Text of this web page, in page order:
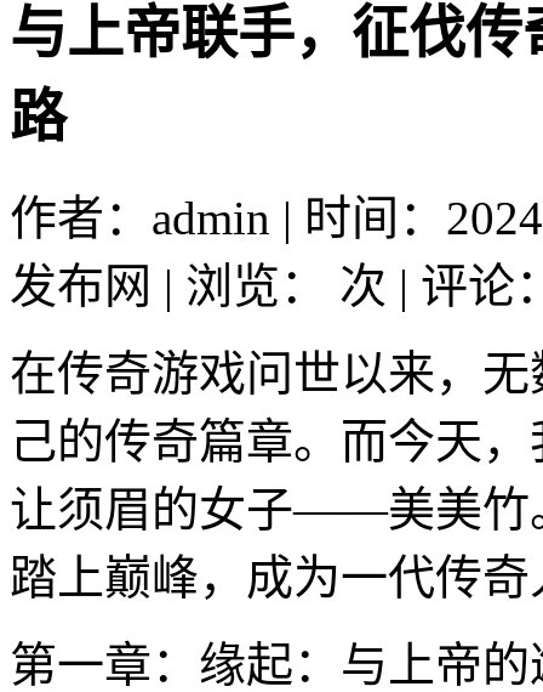
与上帝联手，征伐
路
作者：admin | 时间：
发布网 | 浏览：
次 | 评论
在传奇游戏问世以来，
己的传奇篇章。而今天
让须眉的女子——美美竹
踏上巅峰，成为一代传
第一章：缘起：与上帝的